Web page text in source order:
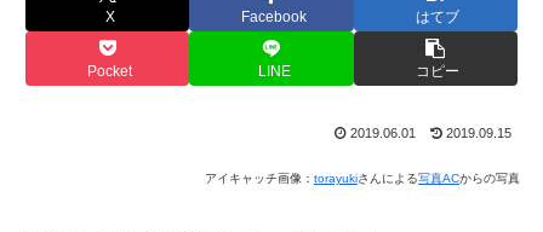
X Facebook はてブ
Pocket LINE コピー
2019.06.01 2019.09.15
アイキャッチ画像： torayukiさんによる写真ACからの写真